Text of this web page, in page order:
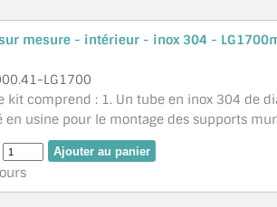
mesure - intérieur - inox 304 -
LG1700
kit comprend : 1. Un tube en inox 304 de
en usine pour le montage des supports